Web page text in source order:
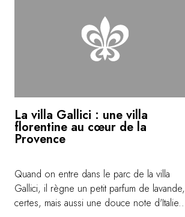
La villa Gallici : une villa
florentine au cœur de la
Provence
Quand on entre dans le parc de la villa
Gallici, il règne un petit parfum de lavande,
certes, mais aussi une douce note d'Italie.